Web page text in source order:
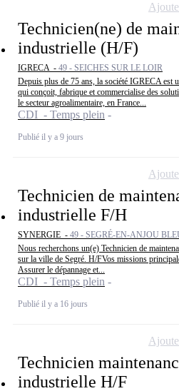
Technicien(ne) de
industrielle (H/F)
IGRECA - 49 - SEICHES SUR LE LOIR
Depuis plus de 75 ans, la société IGRECA est
qui conçoit, fabrique et commercialise des
le secteur agroalimentaire, en France...
CDI - Temps plein
Publié il y a 9 jours
Technicien de
industrielle F/H
SYNERGIE - 49 - SEGRÉ-EN-ANJOU
Nous recherchons un(e) Technicien de
sur la ville de Segré. H/FVos missions
Assurer le dépannage et...
CDI - Temps plein
Publié il y a 16 jours
Technicien
industrielle H/F